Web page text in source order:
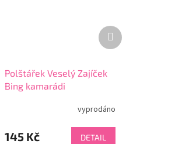
Polštářek Veselý Zajíček
Bing kamarádi
vyprodáno
145 Kč DETAIL
Další
produkt